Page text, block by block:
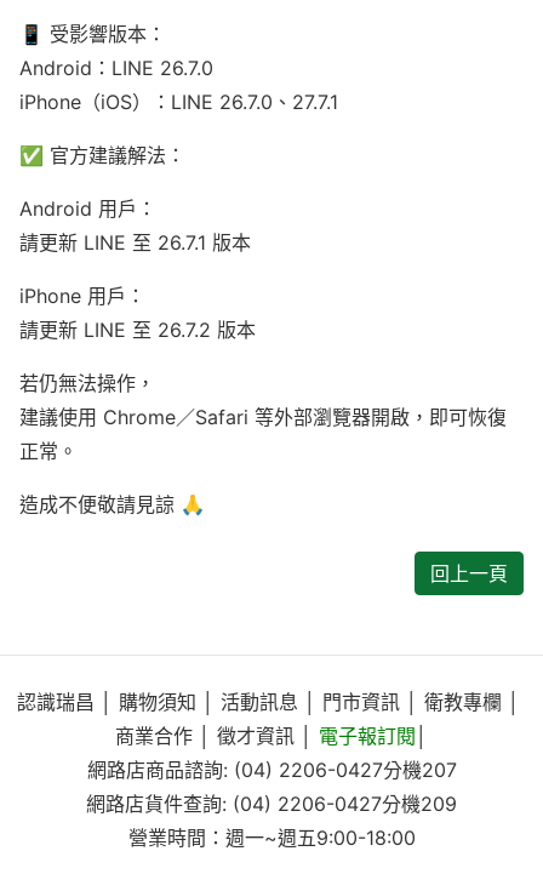
📱 受影響版本：
Android：LINE 26.7.0
iPhone（iOS）：LINE 26.7.0、27.7.1
✅ 官方建議解法：
Android 用戶：
請更新 LINE 至 26.7.1 版本
iPhone 用戶：
請更新 LINE 至 26.7.2 版本
若仍無法操作，
建議使用 Chrome／Safari 等外部瀏覽器開啟，即可恢復
正常。
造成不便敬請見諒 🙏
回上一頁
認識瑞昌 購物須知 活動訊息 門市資訊 衛教專欄
商業合作
徵才資訊 電子報訂閱
網路店商品諮詢: (04) 2206-0427分機207
網路店貨件查詢: (04) 2206-0427分機209
營業時間：週一~週五9:00-18:00